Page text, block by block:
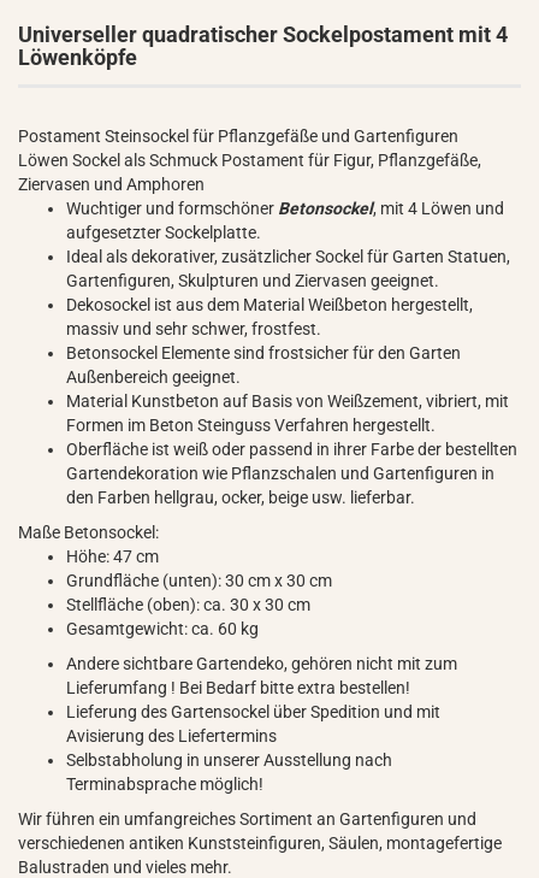
Universeller quadratischer Sockelpostament mit 4
Löwenköpfe
Postament Steinsockel für Pflanzgefäße und Gartenfiguren
Löwen Sockel als Schmuck Postament für Figur, Pflanzgefäße,
Ziervasen und Amphoren
Wuchtiger und formschöner Betonsockel, mit 4 Löwen und
aufgesetzter Sockelplatte.
Ideal als dekorativer, zusätzlicher Sockel für Garten Statuen,
Gartenfiguren, Skulpturen und Ziervasen geeignet.
Dekosockel ist aus dem Material Weißbeton hergestellt,
massiv und sehr schwer, frostfest.
Betonsockel Elemente sind frostsicher für den Garten
Außenbereich geeignet.
Material Kunstbeton auf Basis von Weißzement, vibriert, mit
Formen im Beton Steinguss Verfahren hergestellt.
Oberfläche ist weiß oder passend in ihrer Farbe der bestellten
Gartendekoration wie Pflanzschalen und Gartenfiguren in
den Farben hellgrau, ocker, beige usw. lieferbar.
Maße Betonsockel:
Höhe: 47 cm
Grundfläche (unten): 30 cm x 30 cm
Stellfläche (oben): ca. 30 x 30 cm
Gesamtgewicht: ca. 60 kg
Andere sichtbare Gartendeko, gehören nicht mit zum
Lieferumfang ! Bei Bedarf bitte extra bestellen!
Lieferung des Gartensockel über Spedition und mit
Avisierung des Liefertermins
Selbstabholung in unserer Ausstellung nach
Terminabsprache möglich!
Wir führen ein umfangreiches Sortiment an Gartenfiguren und
verschiedenen antiken Kunststeinfiguren, Säulen, montagefertige
Balustraden und vieles mehr.